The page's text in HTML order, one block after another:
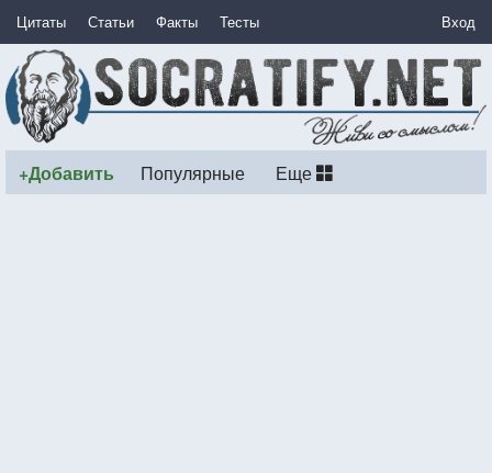
Цитаты Статьи Факты Тесты Вход
+Добавить Популярные Еще